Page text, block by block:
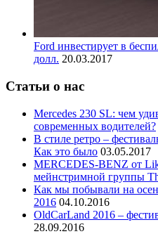
Ford инвестирует в
долл. 20.03.2017
Статьи о нас
Mercedes 230 SL: чем
современных водителей?
В стиле ретро –
Как это было 03.05.2017
MERCEDES-BENZ от
мейнстримной группы
Как мы побывали на
2016 04.10.2016
OldCarLand 2016 –
28.09.2016